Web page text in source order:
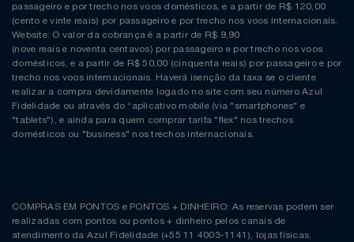
passageiro e por trecho nos voos domésticos, e a partir de R$ 120,00
(cento e vinte reais) por passageiro e por trecho nos voos internacionais.
Website: O valor da cobrança é a partir de R$ 9,90
(nove reais e noventa centavos) por passageiro e por trecho nos voos
domésticos, e a partir de R$ 50,00 (cinquenta reais) por passageiro e por
trecho nos voos internacionais. Haverá isenção da taxa se o cliente
realizar a compra devidamente logado no site com seu número Azul
Fidelidade ou através do “aplicativo mobile (via "smartphones" e
"tablets"), e ainda para quem comprar tarifa "flex" nos trechos
domésticos ou "business" nos trechos internacionais.
COMPRAS EM PONTOS e PONTOS + DINHEIRO: As reservas podem ser
realizadas com pontos ou pontos + dinheiro pelos canais de
atendimento da Azul Fidelidade (+55 11 4003-1141), lojas físicas,